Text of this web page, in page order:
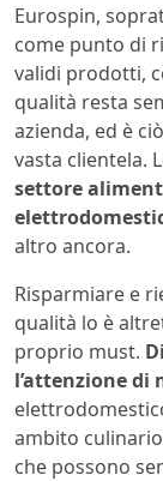
Eurospin,
come punto di
validi prodotti,
qualità resta
azienda, ed è
vasta clientela.
settore
altro ancora.
Risparmiare e
qualità lo è
proprio must.
l’attenzione di
ambito
che possono